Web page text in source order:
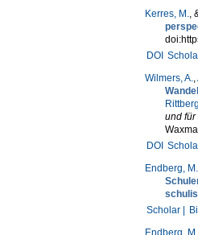
Kerres, M.,
DOI
Wilmers, A.,
und für
DOI
Endberg, M.
Scholar |
Endberg, M.